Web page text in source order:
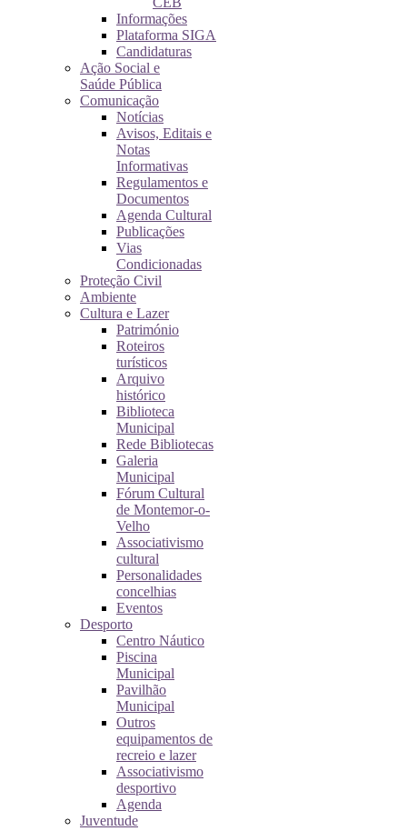
Informações
Plataforma SIGA
Candidaturas
Ação Social e
Saúde Pública
Comunicação
Notícias
Avisos, Editais e
Notas
Informativas
Regulamentos e
Documentos
Agenda Cultural
Publicações
Vias
Condicionadas
Proteção Civil
Ambiente
Cultura e Lazer
Património
Roteiros
turísticos
Arquivo
histórico
Biblioteca
Municipal
Rede Bibliotecas
Galeria
Municipal
Fórum Cultural
de Montemor-o-
Velho
Associativismo
cultural
Personalidades
concelhias
Eventos
Desporto
Centro Náutico
Piscina
Municipal
Pavilhão
Municipal
Outros
equipamentos de
recreio e lazer
Associativismo
desportivo
Agenda
Juventude